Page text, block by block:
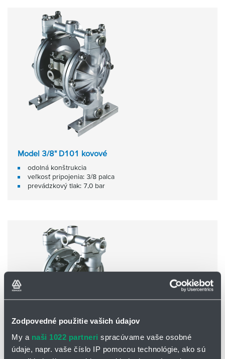
Zodpovedné použitie vašich údajov
My a naši 1022 partneri spracúvame vaše osobné
údaje, napr. vaše číslo IP pomocou technológie, ako sú
Model 3/8" D101 kovové
odolná konštrukcia
veľkosť pripojenia: 3/8 palca
prevádzkový tlak: 7,0 bar